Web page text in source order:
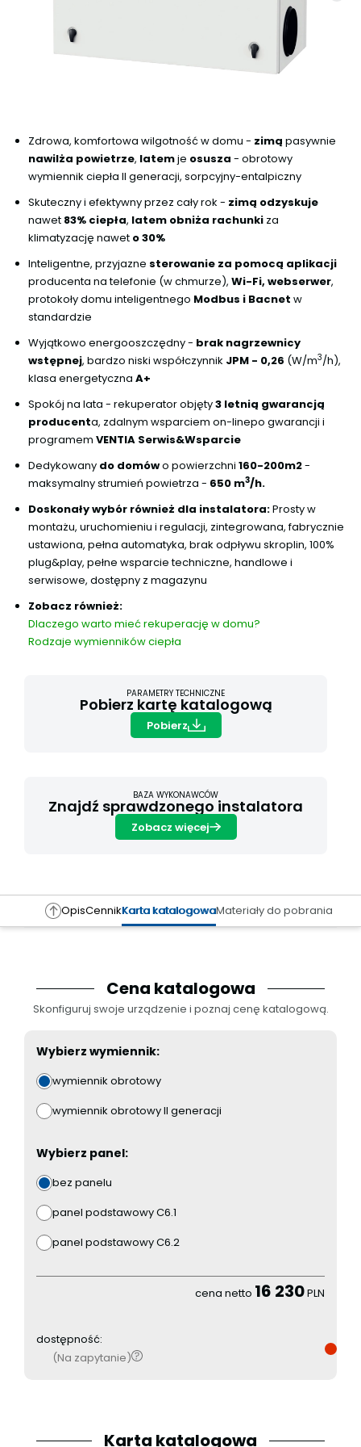
Zdrowa, komfortowa wilgotność w domu - zimą pasywnie
nawilża powietrze, latemje osusza - obrotowy
wymiennik ciepła II generacji, sorpcyjny-entalpiczny
Skuteczny i efektywny przez cały rok - zimą odzyskuje
nawet 83% ciepła, latem obniża rachunki za
klimatyzację nawet o 30%
Inteligentne, przyjazne sterowanie za pomocą aplikacji
producenta na telefonie (w chmurze), Wi-Fi, webserwer,
protokoły domu inteligentnego Modbus i Bacnet w
standardzie
Wyjątkowo energooszczędny - brak nagrzewnicy
wstępnej, bardzo niski współczynnik JPM - 0,26 (W/m3/h),
klasa energetyczna A+
Spokój na lata - rekuperator objęty3 letnią gwarancją
producenta, zdalnym wsparciem on-linepo gwarancji i
programem VENTIA Serwis&Wsparcie
Dedykowany do domówo powierzchni 160-200m2-
maksymalny strumień powietrza - 650 m3/h.
Doskonały wybór również dla instalatora:Prosty w
montażu, uruchomieniu i regulacji, zintegrowana, fabrycznie
ustawiona, pełna automatyka, brak odpływu skroplin, 100%
plug&play, pełne wsparcie techniczne, handlowe i
serwisowe, dostępny z magazynu
Zobacz również:
Dlaczego warto mieć rekuperację w domu?
Rodzaje wymienników ciepła
PARAMETRY TECHNICZNE
Pobierz kartę katalogową
Pobierz
BAZA WYKONAWCÓW
Znajdź sprawdzonego instalatora
Zobacz więcej
OpisCennikKarta katalogowaMateriały do pobrania
Cena katalogowa
Skonfiguruj swoje urządzenie i poznaj cenę katalogową.
Wybierz wymiennik:
wymiennik obrotowy
wymiennik obrotowy II generacji
Wybierz panel:
bez panelu
panel podstawowy C6.1
panel podstawowy C6.2
cena netto 16 230PLN
dostępność:
(Na zapytanie)
Karta katalogowa